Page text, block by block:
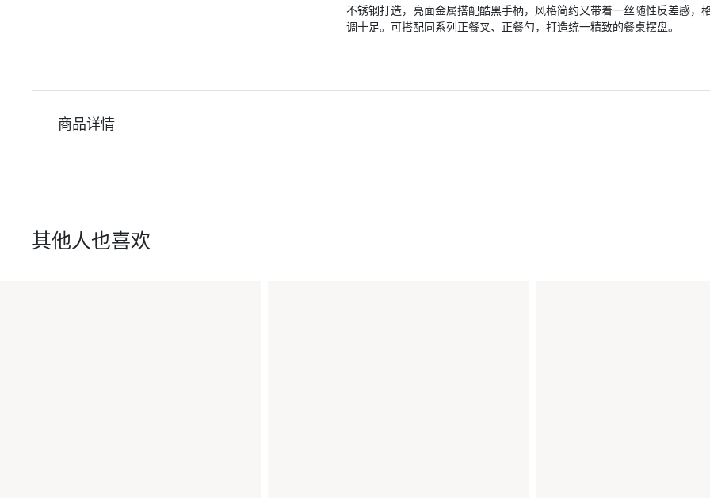
不锈钢打造，亮面金属搭配酷黑手柄，风格简约又带着一丝随性反差感，
调十足。可搭配同系列正餐叉、正餐勺，打造统一精致的餐桌摆盘。
商品详情
其他人也喜欢